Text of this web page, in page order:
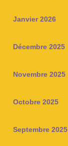
Janvier 2026
Décembre 2025
Novembre 2025
Octobre 2025
Septembre 2025